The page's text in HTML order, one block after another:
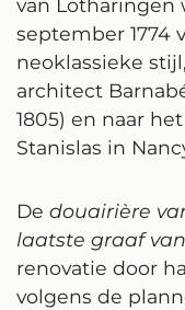
van Lotharingen
september 1774
neoklassieke
architect
1805) en naar
Stanislas in
De douairière
laatste graaf
renovatie door
volgens de